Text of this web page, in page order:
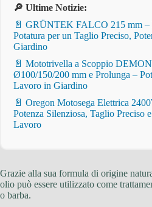
🔎 Ultime Notizie:
📄 GRÜNTEK FALCO 215 mm –
Potatura per un Taglio Preciso,
Giardino
📄 Mototrivella a Scoppio
Ø100/150/200 mm e Prolunga –
Lavoro in Giardino
📄 Oregon Motosega Elettrica
Potenza Silenziosa, Taglio Preciso
Lavoro
Grazie alla sua formula di origine
olio può essere utilizzato come
o barba.